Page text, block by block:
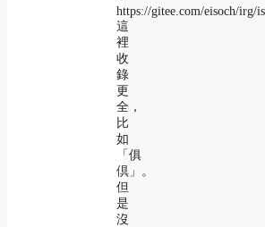
https://gitee.com/eisoch/irg/
這
裡
收
錄
更
全，
比
如
「俱
倶」。
但
是
沒